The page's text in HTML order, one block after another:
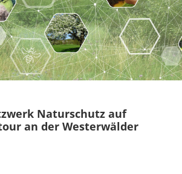
Naturschutz auf
an der Westerwälder